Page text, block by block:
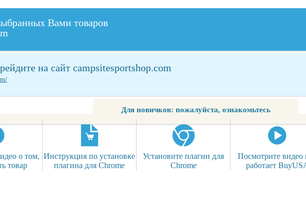
Вами товаров
на сайт campsitesportshop.com
Для новичков: пожалуйста, ознакомьтесь
о том,
товар
Инструкция по установке
плагина для Chrome
Установите плагин для
Chrome
Посмотрите видео
работает